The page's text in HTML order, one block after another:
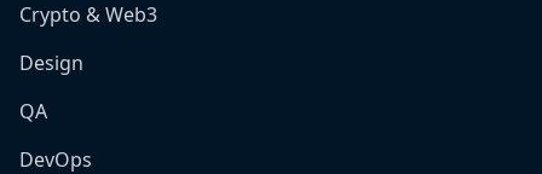
Crypto & Web3
Design
QA
DevOps